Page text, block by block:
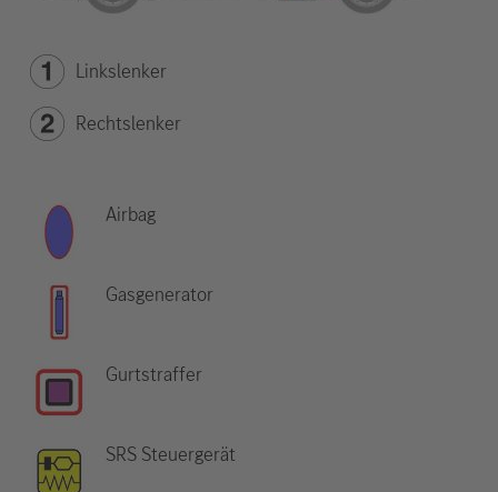
Linkslenker
Rechtslenker
Airbag
Gasgenerator
Gurtstraffer
SRS Steuergerät